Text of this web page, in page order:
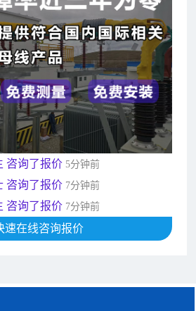
咨询了报价 7分钟前
咨询了报价7分钟前
咨询了报价10分钟前
咨询了报价1秒前
咨询了报价5秒前
咨询了报价
咨询了报价5分钟前
咨询了报价 7分钟前
咨询了报价 7分钟前
咨询了报价 10分钟前
咨询了报价1秒前
速在线咨询报价